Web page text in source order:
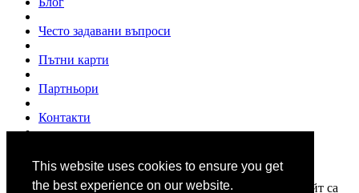
This website uses cookies to ensure you get
the best experience on our website.
Често задавани въпроси
Пътни карти
Партньори
Контакти
© 2007 - 2026www.shofior.com. Всички права запазени.
Всички текстове и изображения публикувани в този сайт са